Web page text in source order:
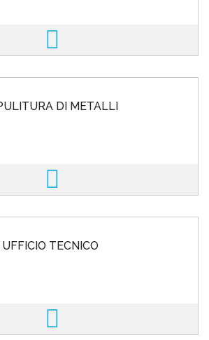
DI METALLI
TECNICO